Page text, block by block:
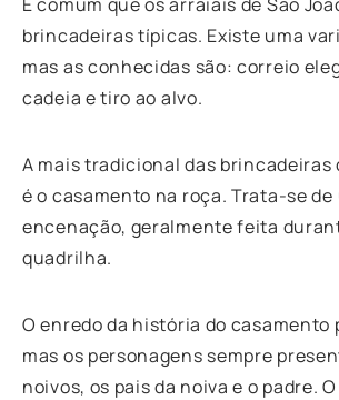
brincadeiras típicas. Existe uma
mas as conhecidas são: correio
cadeia e tiro ao alvo.
A mais tradicional das brincadeiras
é o casamento na roça. Trata-se de
encenação, geralmente feita
quadrilha.
O enredo da história do casamento
mas os personagens sempre
noivos, os pais da noiva e o padre.